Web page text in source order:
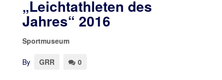
„Leichtathleten des
Jahres“ 2016
Sportmuseum
By GRR 0